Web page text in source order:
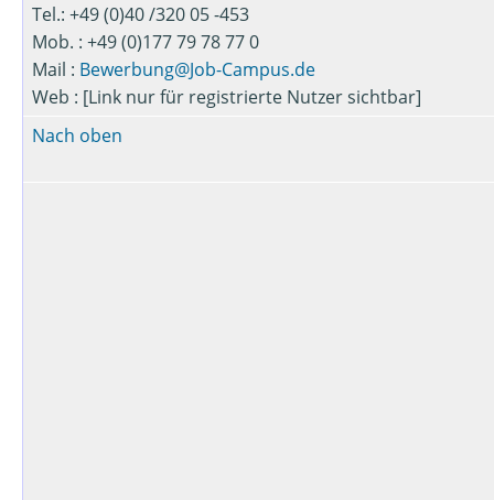
Tel.: +49 (0)40 /320 05 -453
Mob. : +49 (0)177 79 78 77 0
Mail : Bewerbung@Job-Campus.de
Web : [Link nur für registrierte Nutzer sichtbar]
Nach oben